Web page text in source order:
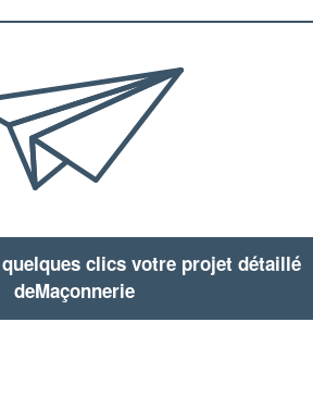
clics votre projet détaillé
deMaçonnerie